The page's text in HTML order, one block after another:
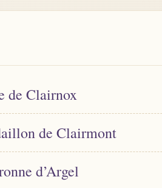
de Clairnox
de Clairmont
d’Argel